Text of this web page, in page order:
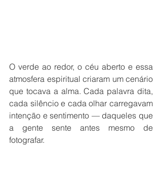
O verde ao redor, o céu aberto e essa
atmosfera espiritual criaram um cenário
que tocava a alma. Cada palavra dita,
cada silêncio e cada olhar carregavam
intenção e sentimento — daqueles que
a gente sente antes mesmo de
fotografar.